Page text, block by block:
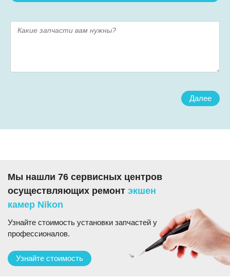
Далее
Мы нашли 76 сервисных центров
осуществляющих ремонт экшен
камер Nikon
Узнайте стоимость установки запчастей у
профессионалов.
Узнайте стоимость